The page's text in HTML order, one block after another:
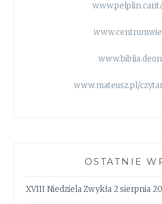
www.mateusz.pl/
OSTATNIE
XVIII Niedziela Zwykła 2 sierpnia